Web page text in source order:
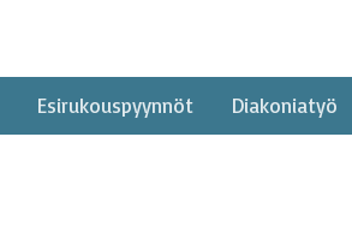
Esirukouspyynnöt Diakoniatyö